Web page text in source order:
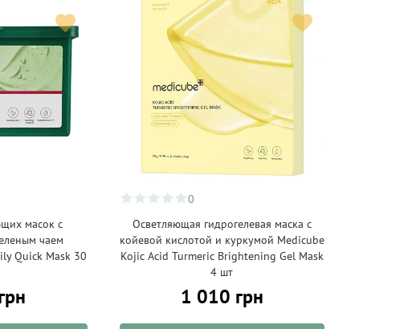
масок с
чаем
Quick Mask 30
0
Осветляющая гидрогелевая маска с
койевой кислотой и куркумой Medicube
Kojic Acid Turmeric Brightening Gel Mask
4 шт
1 010 грн